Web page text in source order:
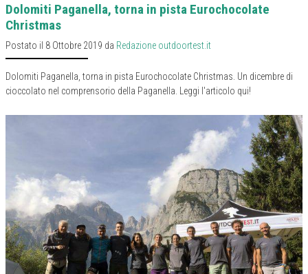
Dolomiti Paganella, torna in pista Eurochocolate
Christmas
Postato il 8 Ottobre 2019 da Redazione outdoortest.it
Dolomiti Paganella, torna in pista Eurochocolate Christmas. Un dicembre di
cioccolato nel comprensorio della Paganella. Leggi l'articolo qui!